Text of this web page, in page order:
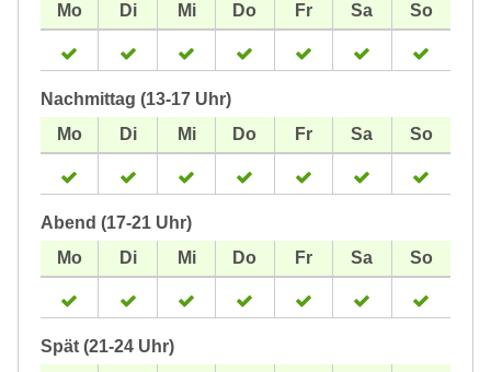
Nachmittag (13-17 Uhr)
Abend (17-21 Uhr)
Spät (21-24 Uhr)